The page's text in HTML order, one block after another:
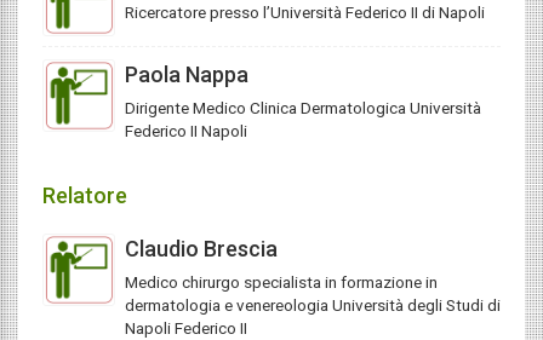
Ricercatore presso l’Università Federico II di Napoli
Paola Nappa
Dirigente Medico Clinica Dermatologica Università
Federico II Napoli
Relatore
Claudio Brescia
Medico chirurgo specialista in formazione in
dermatologia e venereologia Università degli Studi di
Napoli Federico II